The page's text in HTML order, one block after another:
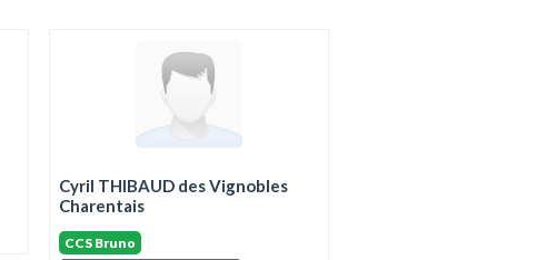
Cyril THIBAUD des Vignobles
Charentais
CCS Bruno